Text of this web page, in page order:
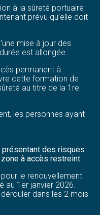
à la sûreté portuaire
prévu qu’elle doit
mise à jour des
est allongée.
permanent à
cette formation de
au titre de la 1re
les personnes ayant
des risques
à accès restreint.
le renouvellement
au 1er janvier 2026.
dans les 2 mois